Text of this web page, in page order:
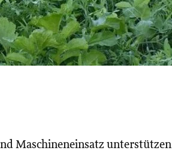
Maschineneinsatz unterstützen